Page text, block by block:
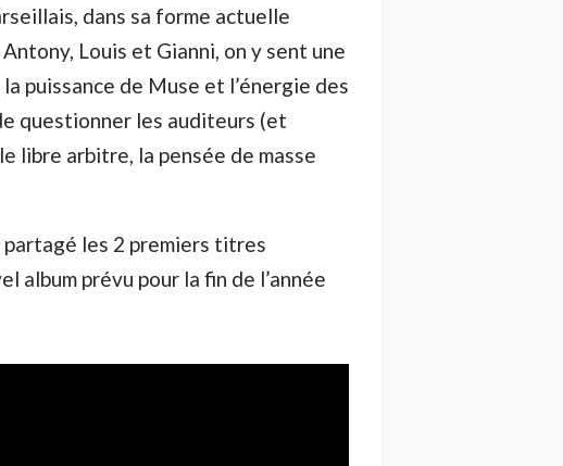
dans sa forme actuelle
Louis et Gianni, on y sent une
puissance de Muse et l’énergie des
questionner les auditeurs (et
libre arbitre, la pensée de masse
partagé les 2 premiers titres
album prévu pour la fin de l’année